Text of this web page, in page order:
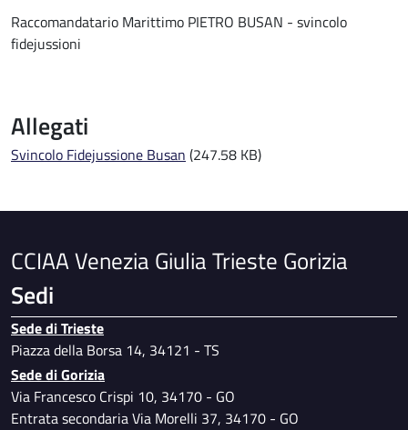
Raccomandatario Marittimo PIETRO BUSAN - svincolo
fidejussioni
Allegati
Svincolo Fidejussione Busan (247.58 KB)
CCIAA Venezia Giulia Trieste Gorizia
Sedi
Sede di Trieste
Piazza della Borsa 14, 34121 - TS
Sede di Gorizia
Via Francesco Crispi 10, 34170 - GO
Entrata secondaria Via Morelli 37, 34170 - GO